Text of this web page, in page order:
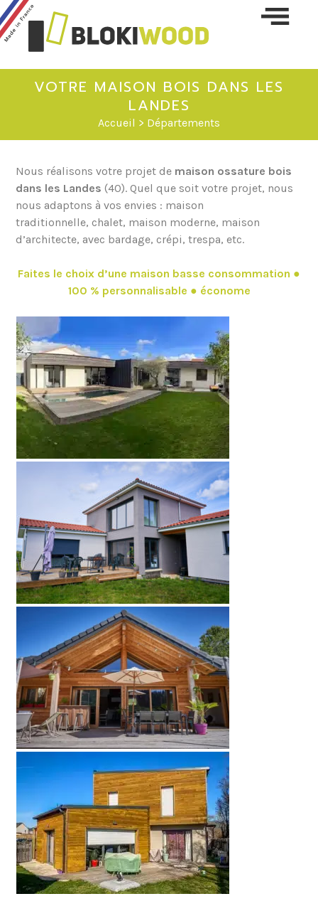
VOTRE MAISON BOIS DANS LES
LANDES
Accueil > Départements
Nous réalisons votre projet de maison ossature bois
dans les Landes (40). Quel que soit votre projet, nous
nous adaptons à vos envies : maison
traditionnelle, chalet, maison moderne, maison
d’architecte, avec bardage, crépi, trespa, etc.
Faites le choix d’une maison basse consommation ●
100 % personnalisable ● économe